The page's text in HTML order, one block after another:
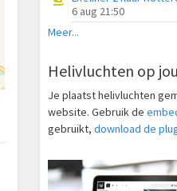
6 aug 21:50
Meer...
Helivluchten op
Je plaatst helivluchten
website. Gebruik de
gebruikt, download de